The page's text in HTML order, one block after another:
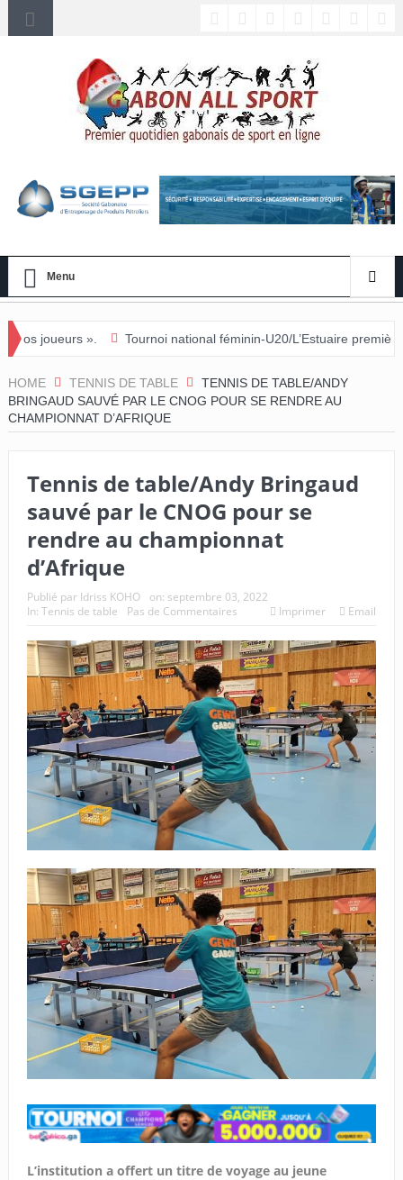
Menu
Tournoi national féminin-U20/L’Estuaire première équipe qualifiée
HOME TENNIS DE TABLE
TENNIS DE TABLE/ANDY
BRINGAUD SAUVÉ PAR LE CNOG POUR SE RENDRE AU
CHAMPIONNAT D’AFRIQUE
Tennis de table/Andy Bringaud
sauvé par le CNOG pour se
rendre au championnat
d’Afrique
Publié par Idriss KOHO on: septembre 03, 2022
In: Tennis de table Pas de Commentaires Imprimer Email
L’institution a offert un titre de voyage au jeune